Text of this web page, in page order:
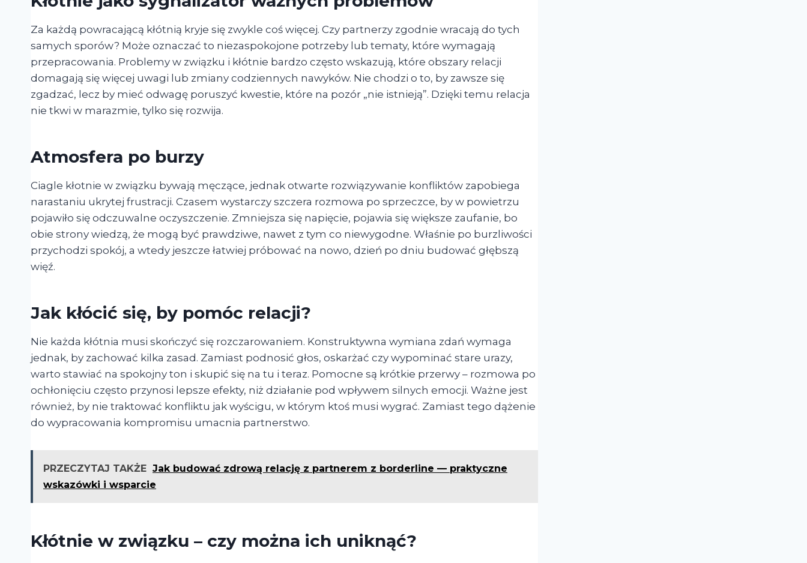
Za każdą powracającą kłótnią kryje się zwykle coś więcej. Czy partnerzy zgodnie wracają do tych
samych sporów? Może oznaczać to niezaspokojone potrzeby lub tematy, które wymagają
przepracowania. Problemy w związku i kłótnie bardzo często wskazują, które obszary relacji
domagają się więcej uwagi lub zmiany codziennych nawyków. Nie chodzi o to, by zawsze się
zgadzać, lecz by mieć odwagę poruszyć kwestie, które na pozór „nie istnieją”. Dzięki temu relacja
nie tkwi w marazmie, tylko się rozwija.
Atmosfera po burzy
Ciagle kłotnie w związku bywają męczące, jednak otwarte rozwiązywanie konfliktów zapobiega
narastaniu ukrytej frustracji. Czasem wystarczy szczera rozmowa po sprzeczce, by w powietrzu
pojawiło się odczuwalne oczyszczenie. Zmniejsza się napięcie, pojawia się większe zaufanie, bo
obie strony wiedzą, że mogą być prawdziwe, nawet z tym co niewygodne. Właśnie po burzliwości
przychodzi spokój, a wtedy jeszcze łatwiej próbować na nowo, dzień po dniu budować głębszą
więź.
Jak kłócić się, by pomóc relacji?
Nie każda kłótnia musi skończyć się rozczarowaniem. Konstruktywna wymiana zdań wymaga
jednak, by zachować kilka zasad. Zamiast podnosić głos, oskarżać czy wypominać stare urazy,
warto stawiać na spokojny ton i skupić się na tu i teraz. Pomocne są krótkie przerwy – rozmowa po
ochłonięciu często przynosi lepsze efekty, niż działanie pod wpływem silnych emocji. Ważne jest
również, by nie traktować konfliktu jak wyścigu, w którym ktoś musi wygrać. Zamiast tego dążenie
do wypracowania kompromisu umacnia partnerstwo.
PRZECZYTAJ TAKŻE Jak budować zdrową relację z partnerem z borderline — praktyczne
wskazówki i wsparcie
Kłótnie w związku – czy można ich uniknąć?